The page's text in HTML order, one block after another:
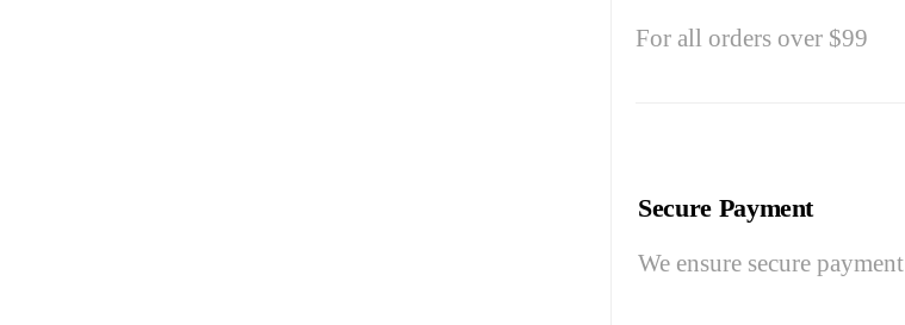
For all orders over $99
Secure Payment
We ensure secure payment